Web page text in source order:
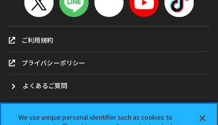
ご利用規約
プライバシーポリシー
よくあるご質問
We use unique personal identifier such as cookies to